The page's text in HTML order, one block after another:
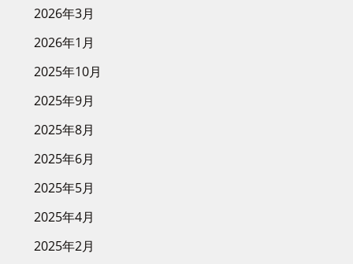
2026年3月
2026年1月
2025年10月
2025年9月
2025年8月
2025年6月
2025年5月
2025年4月
2025年2月